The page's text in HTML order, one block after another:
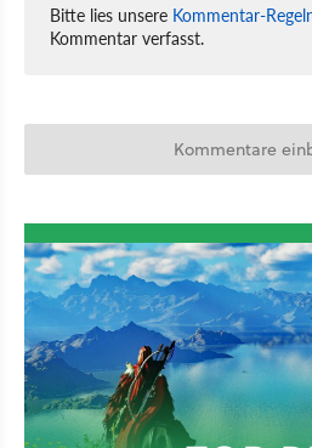
Bitte lies unsere Kommentar-
Kommentar verfasst.
Kommentare